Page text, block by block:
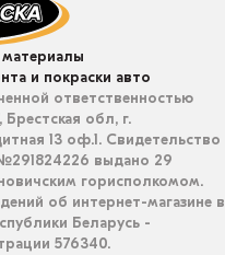
и покраски авто
ответственностью
Брестская обл, г.
13 оф.1. Свидетельство
выдано 29
горисполкомом.
об интернет-магазине в
Беларусь -
576340.